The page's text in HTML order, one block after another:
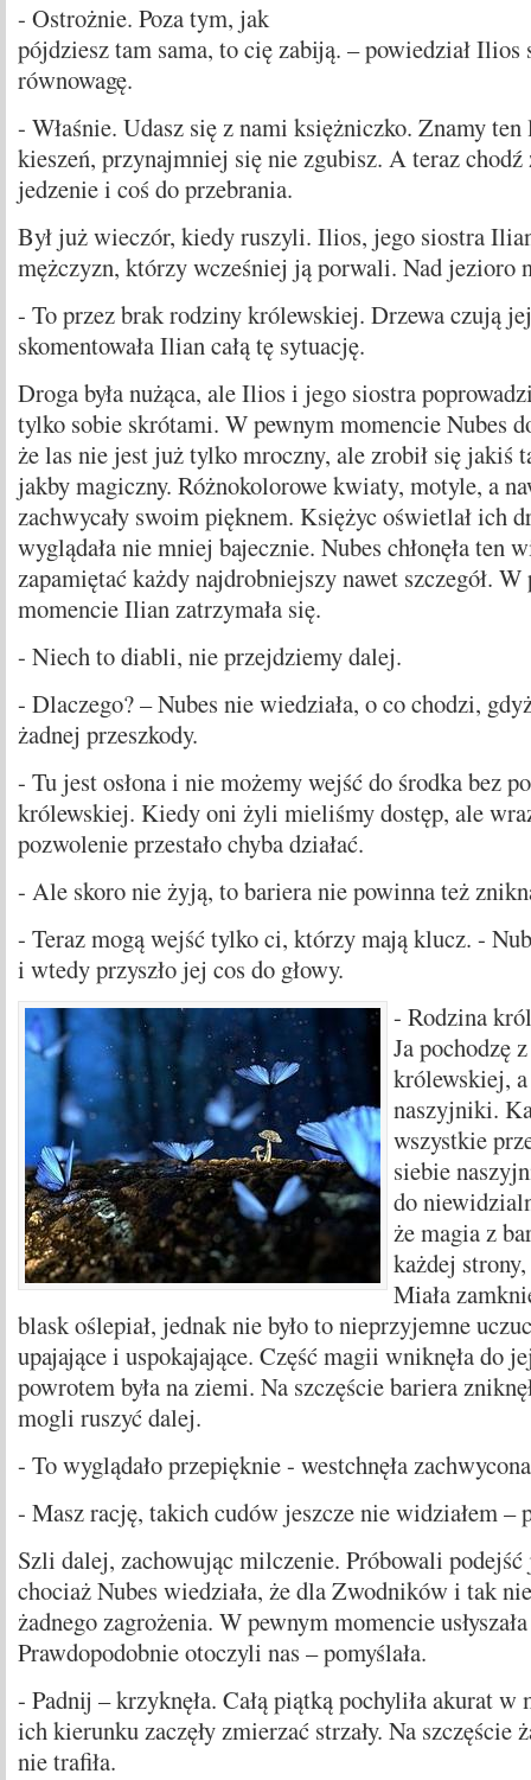
- Ostrożnie. Poza tym, jak
pójdziesz tam sama, to cię zabiją. – powiedział Ilios
równowagę.
- Właśnie. Udasz się z nami księżniczko. Znamy ten
kieszeń, przynajmniej się nie zgubisz. A teraz chodź
jedzenie i coś do przebrania.
Był już wieczór, kiedy ruszyli. Ilios, jego siostra
mężczyzn, którzy wcześniej ją porwali. Nad jezioro
- To przez brak rodziny królewskiej. Drzewa czują
skomentowała Ilian całą tę sytuację.
Droga była nużąca, ale Ilios i jego siostra
tylko sobie skrótami. W pewnym momencie Nubes
że las nie jest już tylko mroczny, ale zrobił się jakiś
jakby magiczny. Różnokolorowe kwiaty, motyle, a
zachwycały swoim pięknem. Księżyc oświetlał ich
wyglądała nie mniej bajecznie. Nubes chłonęła ten
zapamiętać każdy najdrobniejszy nawet szczegół. W
momencie Ilian zatrzymała się.
- Niech to diabli, nie przejdziemy dalej.
- Dlaczego? – Nubes nie wiedziała, o co chodzi,
żadnej przeszkody.
- Tu jest osłona i nie możemy wejść do środka bez
królewskiej. Kiedy oni żyli mieliśmy dostęp, ale
pozwolenie przestało chyba działać.
- Ale skoro nie żyją, to bariera nie powinna też
- Teraz mogą wejść tylko ci, którzy mają klucz. -
i wtedy przyszło jej cos do głowy.
- Rodzina
Ja pochodzę
królewskiej,
naszyjniki.
wszystkie
siebie
do
że magia z
każdej
Miała
blask oślepiał, jednak nie było to nieprzyjemne
upajające i uspokajające. Część magii wniknęła do
powrotem była na ziemi. Na szczęście bariera
mogli ruszyć dalej.
- To wyglądało przepięknie - westchnęła
- Masz rację, takich cudów jeszcze nie widziałem –
Szli dalej, zachowując milczenie. Próbowali
chociaż Nubes wiedziała, że dla Zwodników i tak
żadnego zagrożenia. W pewnym momencie
Prawdopodobnie otoczyli nas – pomyślała.
- Padnij – krzyknęła. Całą piątką pochyliła akurat
ich kierunku zaczęły zmierzać strzały. Na szczęście
nie trafiła.